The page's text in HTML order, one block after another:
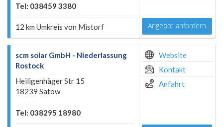
Tel: 038459 3380
12 km Umkreis von Mistorf Angebot anfordern
scm solar GmbH - Niederlassung
Rostock
Heiligenhäger Str 15
18239 Satow
Tel: 038295 18980
Website
Kontakt
Anfahrt